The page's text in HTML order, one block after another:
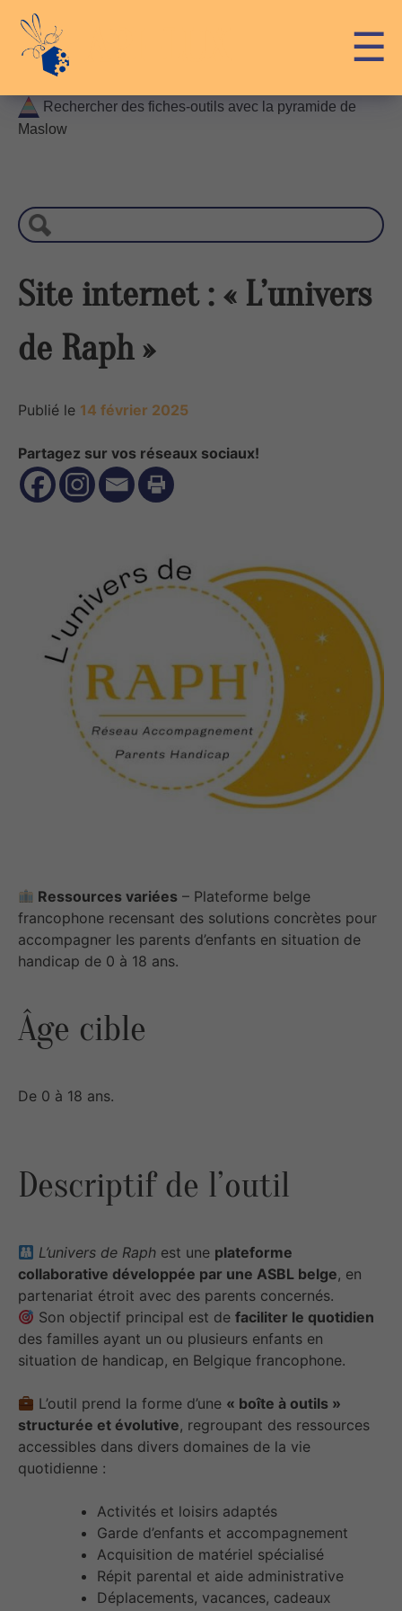
content
☰
Rechercher des fiches-outils avec la pyramide de
Maslow
c
h
r
c
e
Site internet : « L’univers
de Raph »
Publié le 14 février 2025
Partagez sur vos réseaux sociaux!
Ressources variées – Plateforme belge
francophone recensant des solutions concrètes pour
accompagner les parents d’enfants en situation de
handicap de 0 à 18 ans.
Âge cible
De 0 à 18 ans.
Descriptif de l’outil
L’univers de Raph est une plateforme
collaborative développée par une ASBL belge, en
partenariat étroit avec des parents concernés.
Son objectif principal est defaciliter le quotidien
des familles ayant un ou plusieurs enfants en
situation de handicap, en Belgique francophone.
L’outil prend la forme d’une « boîte à outils »
structurée et évolutive, regroupant des ressources
accessibles dans divers domaines de la vie
quotidienne :
Activités et loisirs adaptés
Garde d’enfants et accompagnement
Acquisition de matériel spécialisé
Répit parental et aide administrative
Déplacements, vacances, cadeaux